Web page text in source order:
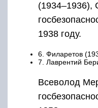
(1934–1936),
1938 году.
6. Филаретов
7. Лаврентий
Всеволод